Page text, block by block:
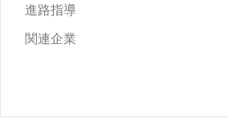
進路指導
関連企業